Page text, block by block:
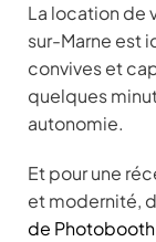
La location de
sur-Marne est
convives et
quelques
autonomie.
Et pour une
et modernité,
de